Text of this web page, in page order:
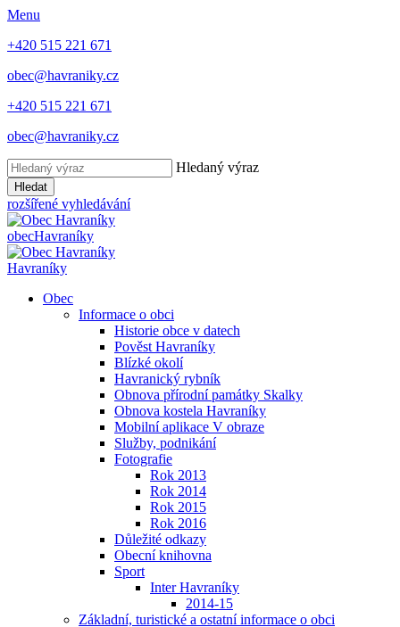
Menu
+420 515 221 671
obec@havraniky.cz
+420 515 221 671
obec@havraniky.cz
Hledaný výraz
Hledat
rozšířené vyhledávání
obecHavraníky
Havraníky
Obec
Informace o obci
Historie obce v datech
Pověst Havraníky
Blízké okolí
Havranický rybník
Obnova přírodní památky Skalky
Obnova kostela Havraníky
Mobilní aplikace V obraze
Služby, podnikání
Fotografie
Rok 2013
Rok 2014
Rok 2015
Rok 2016
Důležité odkazy
Obecní knihovna
Sport
Inter Havraníky
2014-15
Základní, turistické a ostatní informace o obci